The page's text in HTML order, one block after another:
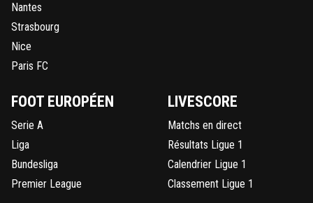
Nantes
Strasbourg
Nice
Paris FC
FOOT EUROPÉEN
Serie A
Liga
Bundesliga
Premier League
LIVESCORE
Matchs en direct
Résultats Ligue 1
Calendrier Ligue 1
Classement Ligue 1